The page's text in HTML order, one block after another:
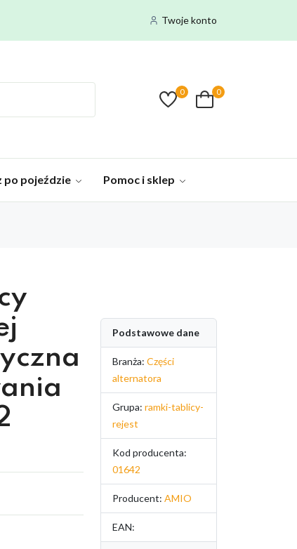
Twoje konto
0 0
po pojeździe Pomoc i sklep
Podstawowe dane
Branża: Części
alternatora
Grupa: ramki-tablicy-
rejest
Kod producenta:
01642
Producent: AMIO
EAN: